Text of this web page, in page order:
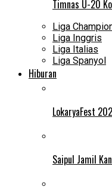
Timnas U-20
Liga
Liga Inggris
Liga Italias
Liga Spanyol
Hiburan
LokaryaFest
Saipul Jamil